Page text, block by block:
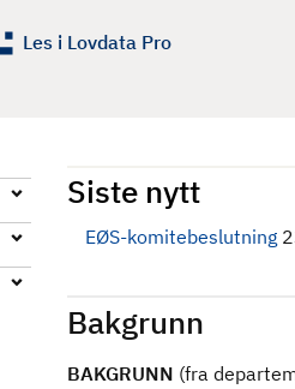
Les i Lovdata Pro
Siste nytt
EØS-komitebeslutning
Bakgrunn
BAKGRUNN (fra